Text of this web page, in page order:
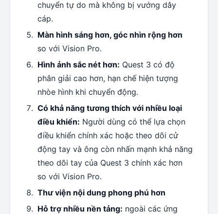
chuyển tự do mà không bị vướng dây
cáp.
Màn hình sáng hơn, góc nhìn rộng hơn
so với Vision Pro.
Hình ảnh sắc nét hơn: Quest 3 có độ
phân giải cao hơn, hạn chế hiện tượng
nhòe hình khi chuyển động.
Có khả năng tương thích với nhiều loại
điều khiển: Người dùng có thể lựa chọn
điều khiển chính xác hoặc theo dõi cử
động tay và ông còn nhấn mạnh khả năng
theo dõi tay của Quest 3 chính xác hơn
so với Vision Pro.
Thư viện nội dung phong phú hơn
Hỗ trợ nhiều nền tảng: ngoài các ứng